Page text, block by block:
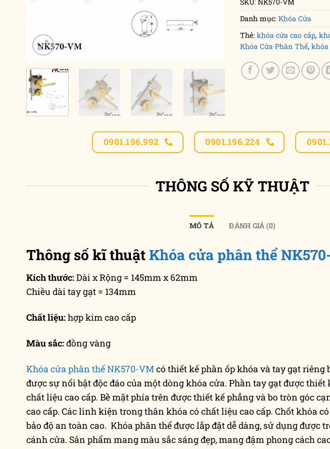
Danh mục:Khóa Cửa
Thẻ:khóa cửa cao cấp,
Khóa Cửa Phân Thể,khóa
0901.196.992 0901.196.224
THÔNG SỐ KỸ THUẬT
MÔ TẢ ĐÁNH GIÁ (0)
Thông số kĩ thuậtKhóa cửa phân thể
Kích thước:Dài x Rộng = 145mm x 62mm
Chiều dài tay gạt = 134mm
Chất liệu:hợp kim cao cấp
Màu sắc:đồng vàng
Khóa cửa phân thể NK570-VMcó thiết kế phần ốp khóa và tay gạt riêng
được sự nổi bật độc đáo của một dòng khóa cửa. Phần tay gạt được thiết
chất liệu cao cấp. Bề mặt phía trên được thiết kế phẳng và bo tròn góc
cao cấp. Các linh kiện trong thân khóa có chất liệu cao cấp. Chốt khóa
bảo độ an toàn cao. Khóa phân thể được lắp đặt dễ dàng, sử dụng được
cánh cửa. Sản phẩm mang màu sắc sáng đẹp, mang đậm phong cách